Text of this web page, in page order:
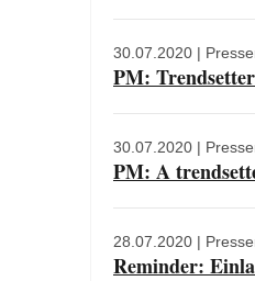
30.07.2020 |
PM:
30.07.2020 |
PM: A
28.07.2020 |
Reminder: